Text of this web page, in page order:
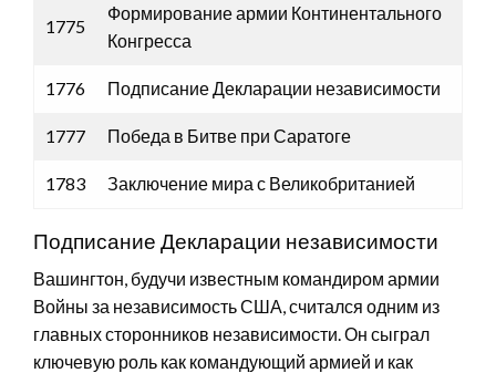
1775
Формирование армии Континентального
Конгресса
1776 Подписание Декларации независимости
1777 Победа в Битве при Саратоге
1783 Заключение мира с Великобританией
Подписание Декларации независимости
Вашингтон, будучи известным командиром армии
Войны за независимость США, считался одним из
главных сторонников независимости. Он сыграл
ключевую роль как командующий армией и как